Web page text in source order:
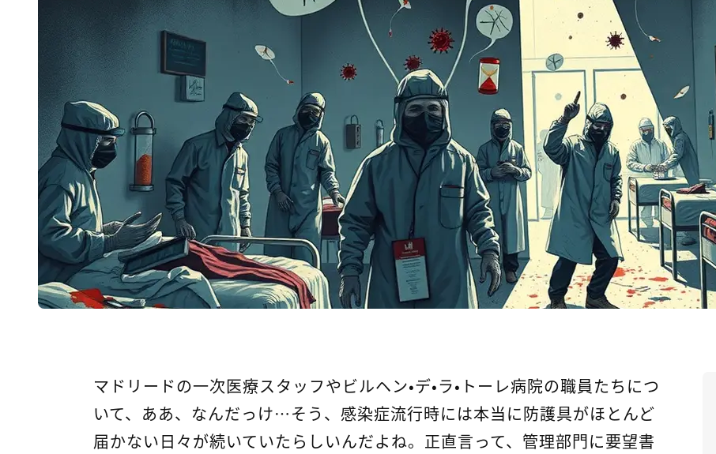
マドリードの一次医療スタッフやビルヘン・デ・ラ・トーレ病院の職員たちにつ
いて、ああ、なんだっけ…そう、感染症流行時には本当に防護具がほとんど
届かない日々が続いていたらしいんだよね。正直言って、管理部門に要望書